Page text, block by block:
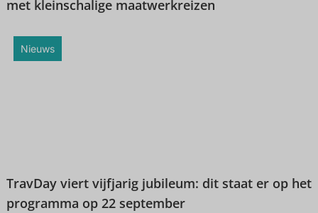
met kleinschalige maatwerkreizen
Nieuws
TravDay viert vijfjarig jubileum: dit staat er op het
programma op 22 september